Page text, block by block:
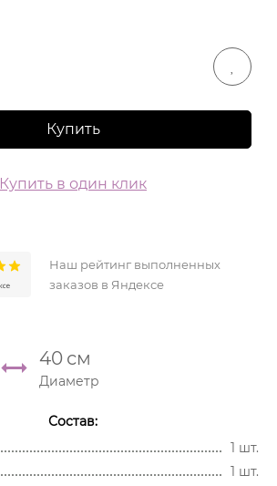
Купить
Купить в один клик
Наш рейтинг выполненных
заказов в Яндексе
40 см
Диаметр
Состав:
1 шт.
1 шт.